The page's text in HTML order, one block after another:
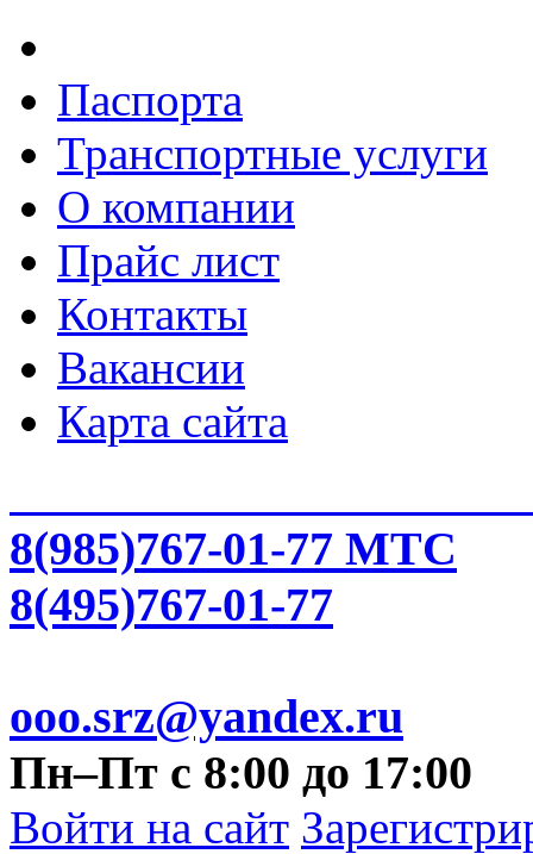
Паспорта
Транспортные услуги
О компании
Прайс лист
Контакты
Вакансии
Карта сайта
8(985)767-01-77 МТС
8(495)767-01-77
ooo.srz@yandex.ru
Пн–Пт с 8:00 до 17:00
Войти на сайт